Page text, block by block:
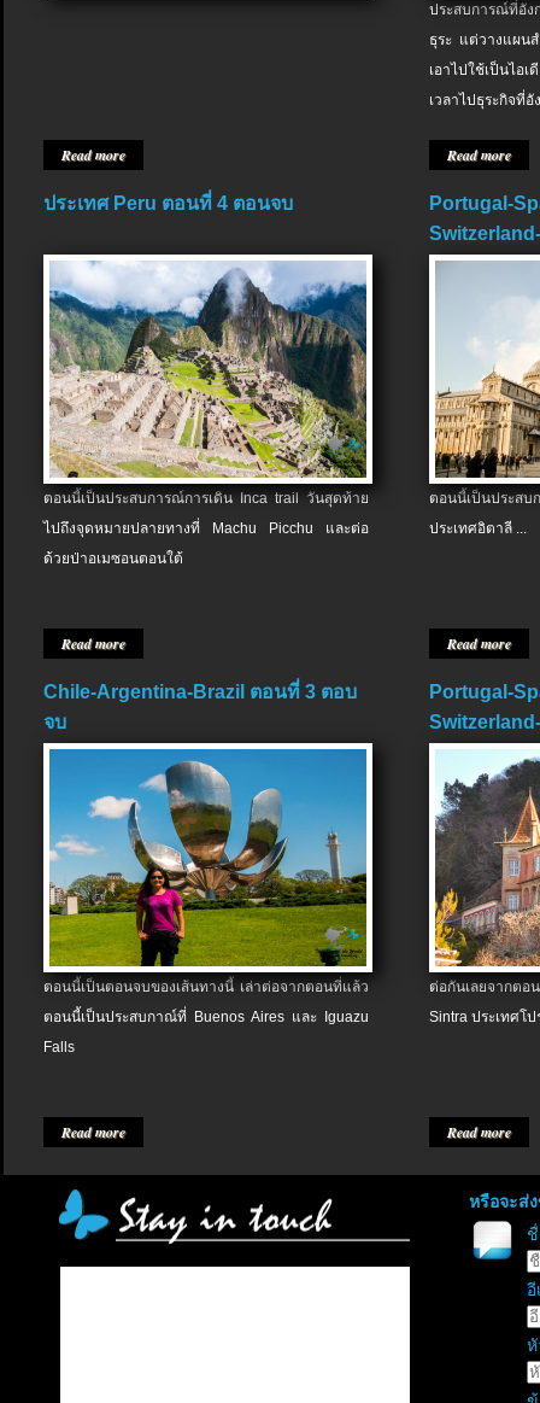
Read more
ประสบการณ์ที่อัง
ธุระ แต่วางแผน
เอาไปใช้เป็นไอ
เวลาไปธุระกิจที่อั
Read more
ประเทศ Peru ตอนที่ 4 ตอนจบ
ตอนนี้เป็นประสบการณ์การเดิน Inca trail วันสุดท้าย
ไปถึงจุดหมายปลายทางที่ Machu Picchu และต่อ
ด้วยป่าอเมซอนตอนใต้
Read more
Portugal-
ตอนนี้เป็นประส
ประเทศอิตาลี ...
Read more
Chile-Argentina-Brazil ตอนที่ 3 ตอบ
จบ
ตอนนี้เป็นตอนจบของเส้นทางนี้ เล่าต่อจากตอนที่แล้ว
ตอนนี้เป็นประสบกาณ์ที่ Buenos Aires และ Iguazu
Falls
Read more
Portugal-
ต่อกันเลยจากต
Sintra ประเทศโป
Read more
หรือจะส่
อี
หั